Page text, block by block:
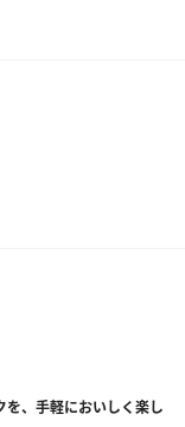
を、手軽においしく楽し